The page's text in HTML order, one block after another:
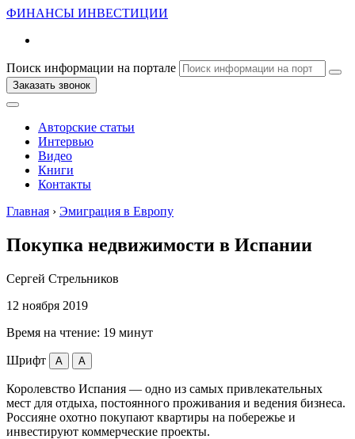
ФИНАНСЫ ИНВЕСТИЦИИ
Поиск информации на портале
Заказать звонок
Авторские статьи
Интервью
Видео
Книги
Контакты
Главная › Эмиграция в Европу
Покупка недвижимости в Испании
Сергей Стрельников
12 ноября 2019
Время на чтение: 19 минут
Шрифт A A
Королевство Испания — одно из самых привлекательных
мест для отдыха, постоянного проживания и ведения бизнеса.
Россияне охотно покупают квартиры на побережье и
инвестируют коммерческие проекты.